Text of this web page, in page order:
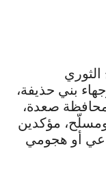
بني حذيفة،
صعدة،
ومسلّح، مؤكدين
أو هجومي